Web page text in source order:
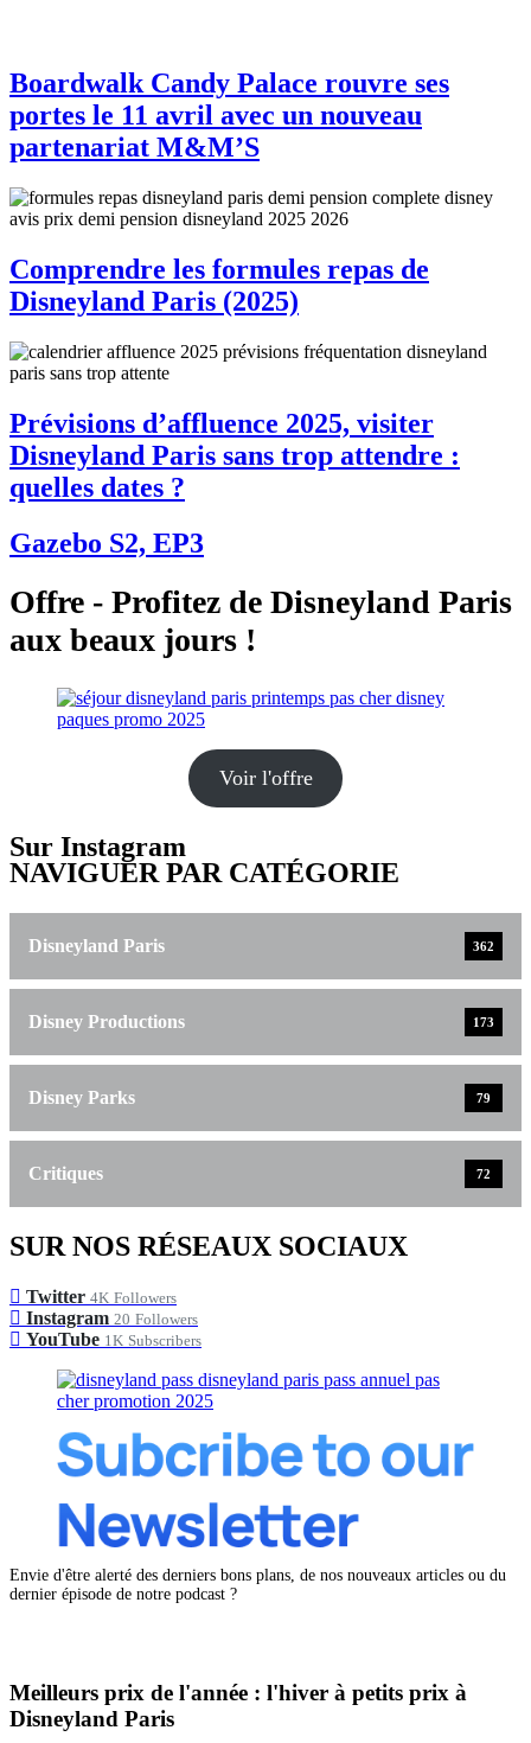
Boardwalk Candy Palace rouvre ses
portes le 11 avril avec un nouveau
partenariat M&M’S
Comprendre les formules repas de
Disneyland Paris (2025)
Prévisions d’affluence 2025, visiter
Disneyland Paris sans trop attendre :
quelles dates ?
Gazebo S2, EP3
Offre - Profitez de Disneyland Paris
aux beaux jours !
Voir l'offre
Sur Instagram
NAVIGUER PAR CATÉGORIE
Disneyland Paris 362
Disney Productions 173
Disney Parks 79
Critiques 72
SUR NOS RÉSEAUX SOCIAUX
Twitter 4K Followers
Instagram 20 Followers
YouTube 1K Subscribers
Envie d'être alerté des derniers bons plans, de nos nouveaux articles ou du
dernier épisode de notre podcast ?
Meilleurs prix de l'année : l'hiver à petits prix à
Disneyland Paris